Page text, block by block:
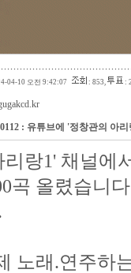
04-10 오전 9:42:07 : 853, :
: 유튜브에 '정창관의 아
랑1' 채널에
곡 올렸습니
노래.연주하